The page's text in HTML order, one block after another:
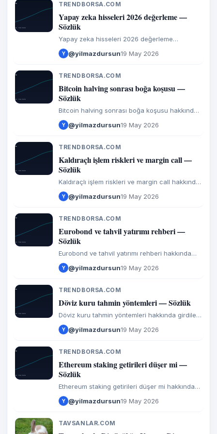
T
TRENDBORSA.COM
Yapay zeka hisseleri 2026 değerleme —
Sözlük
Yapay zeka hisseleri 2026 değerleme
hakkında girdiler ve görüşler.
Y @yilmazdursun19 May 2026
T
TRENDBORSA.COM
Bitcoin halving sonrası boğa koşusu —
Sözlük
Bitcoin halving sonrası boğa koşusu hakkında
girdiler ve görüşler.
Y @yilmazdursun19 May 2026
T
TRENDBORSA.COM
Kaldıraçlı işlem riskleri ve margin call —
Sözlük
Kaldıraçlı işlem riskleri ve margin call hakkında
girdiler ve görüşler.
Y @yilmazdursun19 May 2026
T
TRENDBORSA.COM
Eurobond ve tahvil yatırımı rehberi —
Sözlük
Eurobond ve tahvil yatırımı rehberi hakkında
girdiler ve görüşler.
Y @yilmazdursun19 May 2026
T
TRENDBORSA.COM
Döviz kuru tahmin yöntemleri — Sözlük
Döviz kuru tahmin yöntemleri hakkında girdiler
ve görüşler.
Y @yilmazdursun19 May 2026
T
TRENDBORSA.COM
Ethereum staking getirileri düşer mi —
Sözlük
Ethereum staking getirileri düşer mi hakkında
girdiler ve görüşler.
Y @yilmazdursun19 May 2026
TAVSANLAR.COM